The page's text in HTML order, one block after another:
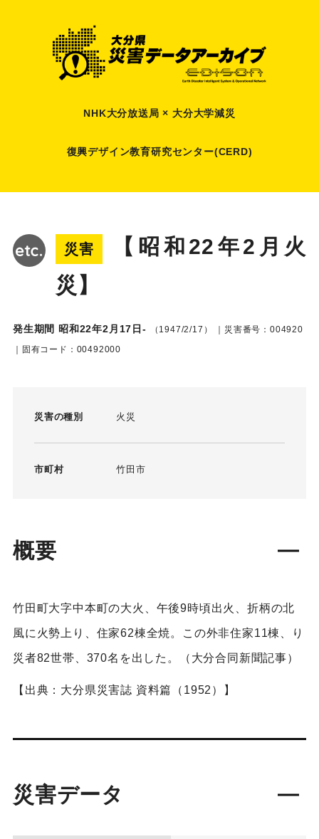
NHK大分放送局 × 大分大学減災
復興デザイン教育研究センター(CERD)
災害
【昭和22年2月火
災】
発生期間 昭和22年2月17日- （1947/2/17）
｜災害番号：004920
｜固有コード：00492000
災害の種別 火災
市町村 竹田市
概要
竹田町大字中本町の大火、午後9時頃出火、折柄の北
風に火勢上り、住家62棟全焼。この外非住家11棟、り
災者82世帯、370名を出した。（大分合同新聞記事）
【出典：大分県災害誌 資料篇（1952）】
災害データ